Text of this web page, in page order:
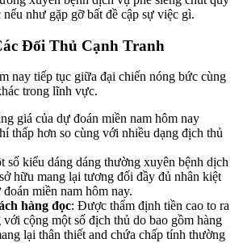
như gặp gỡ bất đề cập sự việc gì.
Đối Thủ Cạnh Tranh
nay tiếp tục giữa đại chiến nóng bức cùng
trong lĩnh vực.
giá của dự đoán miền nam hôm nay
thấp hơn so cùng với nhiều dạng địch thủ
số kiểu dáng dáng thường xuyên bệnh dịch
hữu mang lại tương đối đầy đủ nhân kiệt
miền nam hôm nay.
hàng đọc: Được thẩm định tiền cao to ra
với cộng một số địch thủ do bao gồm hàng
lại thân thiết and chứa chấp tính thường